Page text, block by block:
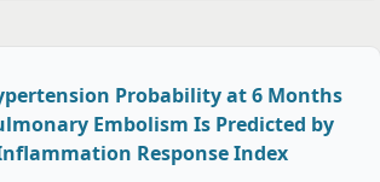
Probability at 6 Months
Embolism Is Predicted by
Response Index